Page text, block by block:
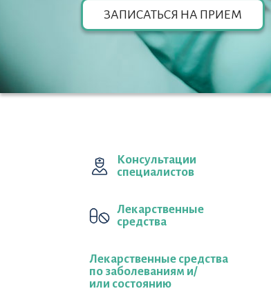
ЗАПИСАТЬСЯ НА ПРИЕМ
Консультации
специалистов
Лекарственные
средства
Лекарственные средства
по заболеваниям и/
или состоянию